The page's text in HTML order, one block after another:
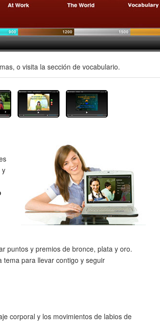
o visita la sección de vocabulario.
y
puntos y premios de bronce, plata y oro.
tema para llevar contigo y seguir
corporal y los movimientos de labios de